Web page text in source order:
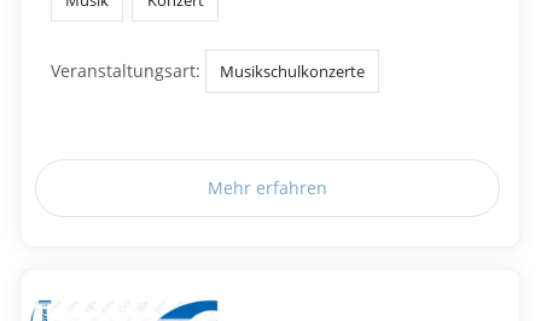
Veranstaltungsart: Musikschulkonzerte
Mehr erfahren